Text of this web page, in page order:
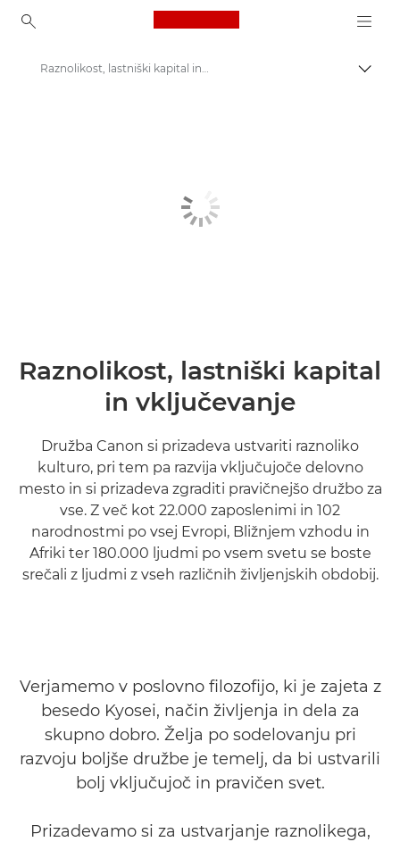
Canon Logo, back to
Raznolikost, lastniški kapital in vključevanje
Raznolikost, lastniški kapital
in vključevanje
Družba Canon si prizadeva ustvariti raznoliko
kulturo, pri tem pa razvija vključujoče delovno
mesto in si prizadeva zgraditi pravičnejšo družbo za
vse. Z več kot 22.000 zaposlenimi in 102
narodnostmi po vsej Evropi, Bližnjem vzhodu in
Afriki ter 180.000 ljudmi po vsem svetu se boste
srečali z ljudmi z vseh različnih življenjskih obdobij.
Verjamemo v poslovno filozofijo, ki je zajeta z
besedo Kyosei, način življenja in dela za
skupno dobro. Želja po sodelovanju pri
razvoju boljše družbe je temelj, da bi ustvarili
bolj vključujoč in pravičen svet.
Prizadevamo si za ustvarjanje raznolikega,